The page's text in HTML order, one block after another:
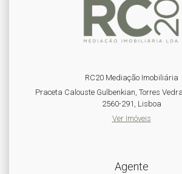
RC20 Mediação Imobiliária
Praceta Calouste Gulbenkian, Torres
2560-291, Lisboa
Ver Imóveis
Agente